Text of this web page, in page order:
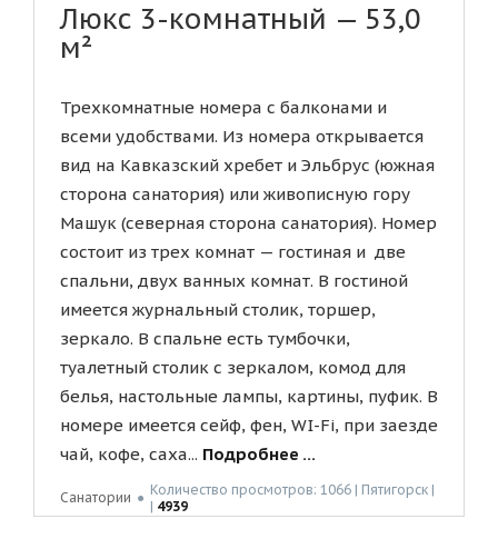
Люкс 3-комнатный — 53,0
м²
Трехкомнатные номера с балконами и
всеми удобствами. Из номера открывается
вид на Кавказский хребет и Эльбрус (южная
сторона санатория) или живописную гору
Машук (северная сторона санатория). Номер
состоит из трех комнат — гостиная и две
спальни, двух ванных комнат. В гостиной
имеется журнальный столик, торшер,
зеркало. В спальне есть тумбочки,
туалетный столик с зеркалом, комод для
белья, настольные лампы, картины, пуфик. В
номере имеется сейф, фен, WI-Fi, при заезде
чай, кофе, саха... Подробнее ...
Санатории ● Количество просмотров: 1066 | Пятигорск |
| 4939